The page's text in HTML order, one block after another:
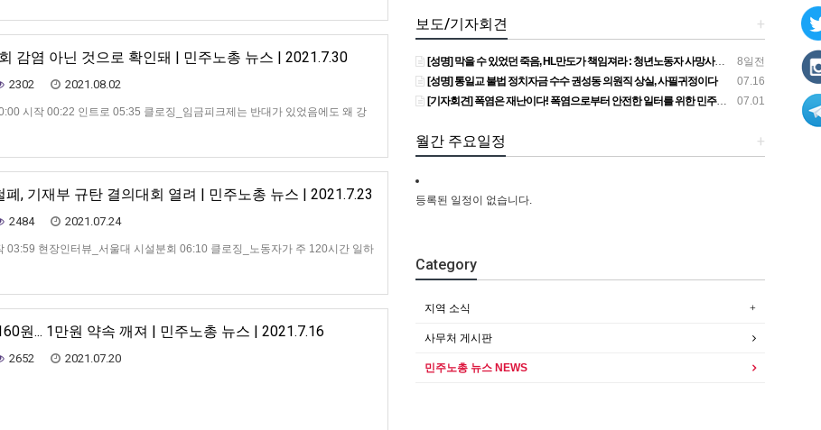
감염 아닌 것으로 확인돼 | 민주노총 뉴스 | 2021.7.30
2302 2021.08.02
시작 00:22 인트로 05:35 클로징_임금피크제는 반대가 있었음에도 왜 강
, 기재부 규탄 결의대회 열려 | 민주노총 뉴스 | 2021.7.23
2484 2021.07.24
03:59 현장인터뷰_서울대 시설분회 06:10 클로징_노동자가 주 120시간 일하
원... 1만원 약속 깨져 | 민주노총 뉴스 | 2021.7.16
2652 2021.07.20
+
보도/기자회견
8일전
[성명] 막을 수 있었던 죽음, HL만도가 책임져라 : 청년노동자 사망사고의 철저한 진상규명과 재발방지 대책 마련하라
07.16
[성명] 통일교 불법 정치자금 수수 권성동 의원직 상실, 사필귀정이다
07.01
[기자회견] 폭염은 재난이다! 폭염으로부터 안전한 일터를 위한 민주노총 강원지역본부 폭염감시단 선포 기자회견
+
월간 주요일정
등록된 일정이 없습니다.
Category
지역 소식
사무처 게시판
민주노총 뉴스 NEWS